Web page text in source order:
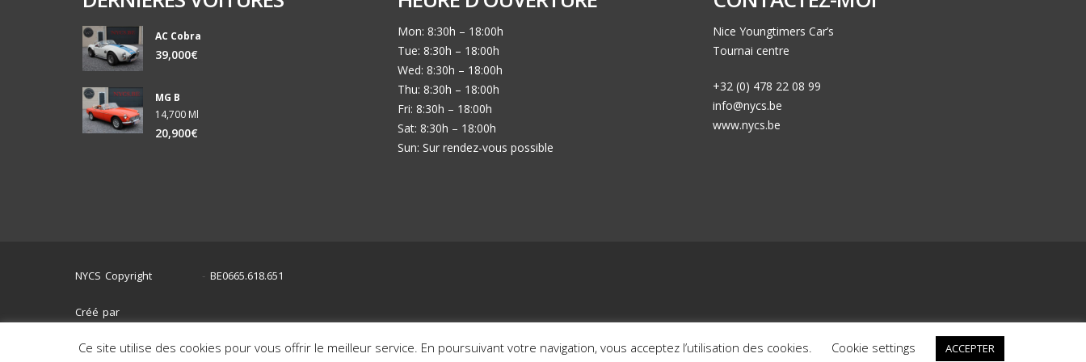
AC Cobra
39,000€
MG B
14,700 Ml
20,900€
Mon: 8:30h – 18:00h
Tue: 8:30h – 18:00h
Wed: 8:30h – 18:00h
Thu: 8:30h – 18:00h
Fri: 8:30h – 18:00h
Sat: 8:30h – 18:00h
Sun: Sur rendez-vous possible
Nice Youngtimers Car’s
Tournai centre
+32 (0) 478 22 08 99
info@nycs.be
www.nycs.be
NYCS Copyright - BE0665.618.651
Créé par
Ce site utilise des cookies pour vous offrir le meilleur service. En poursuivant votre navigation, vous acceptez l’utilisation des cookies. Cookie settings ACCEPTER